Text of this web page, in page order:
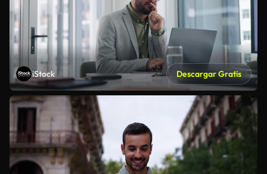
iStock Descargar Gratis